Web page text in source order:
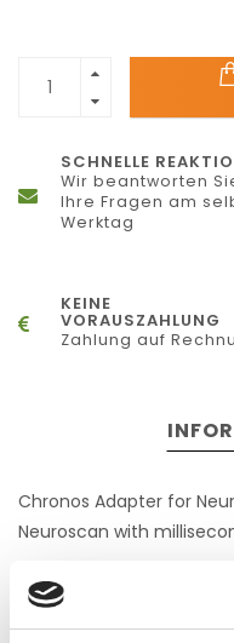
SCHNELLE
Wir beantworten
Ihre Fragen am
Werktag
KEINE
VORAUSZAHLUNG
Zahlung auf
Chronos Adapter for
Neuroscan with
Includes 25-pin adapter
directly connect